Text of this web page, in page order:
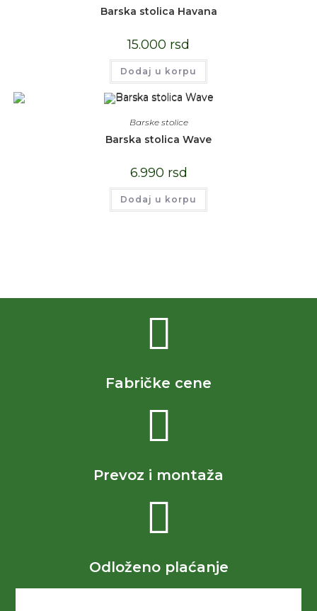
Barska stolica Havana
15.000 rsd
Dodaj u korpu
Barske stolice
Barska stolica Wave
6.990 rsd
Dodaj u korpu
Fabričke cene
Prevoz i montaža
Odloženo plaćanje